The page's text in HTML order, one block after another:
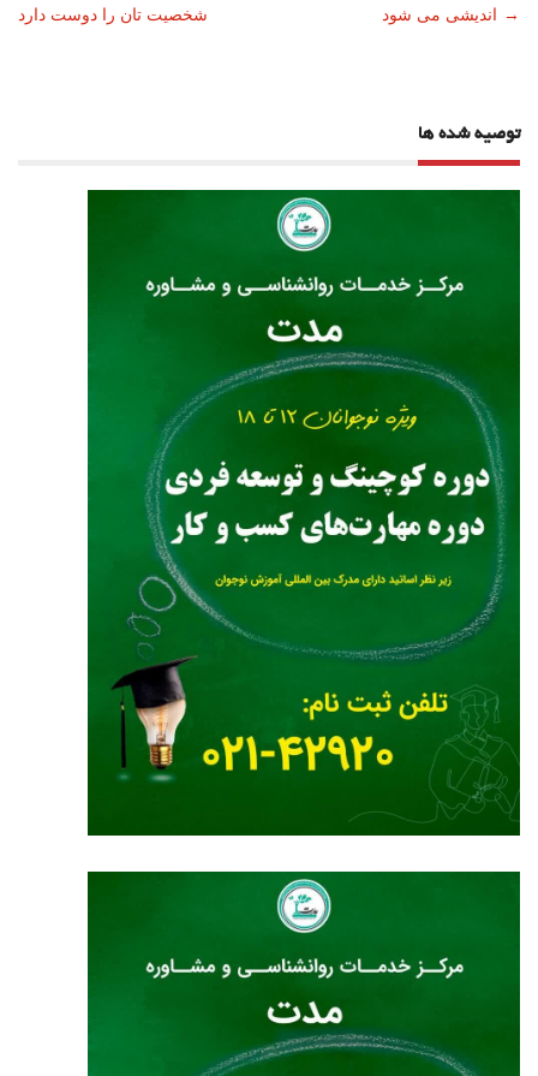
شخصیت تان را دوست دارد اندیشی می شود →
توصیه شده ها